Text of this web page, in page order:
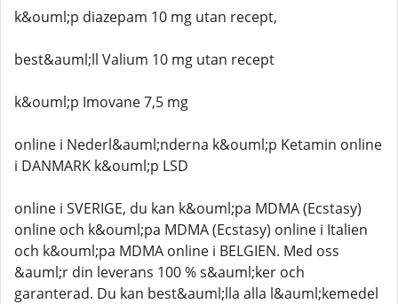
k&ouml;p diazepam 10 mg utan recept,
best&auml;ll Valium 10 mg utan recept
k&ouml;p Imovane 7,5 mg
online i Nederl&auml;nderna k&ouml;p Ketamin online
i DANMARK k&ouml;p LSD
online i SVERIGE, du kan k&ouml;pa MDMA (Ecstasy)
online och k&ouml;pa MDMA (Ecstasy) online i Italien
och k&ouml;pa MDMA online i BELGIEN. Med oss ​​
&auml;r din leverans 100 % s&auml;ker och
garanterad. Du kan best&auml;lla alla l&auml;kemedel